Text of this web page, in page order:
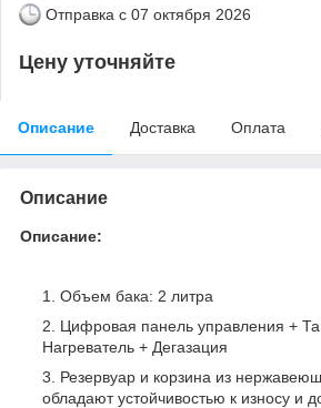
Отправка с 07 октября 2026
Цену уточняйте
Описание Доставка Оплата
Описание
Описание:
Объем бака: 2 литра
Цифровая панель управления +
Нагреватель + Дегазация
Резервуар и корзина из
обладают устойчивостью к износу и